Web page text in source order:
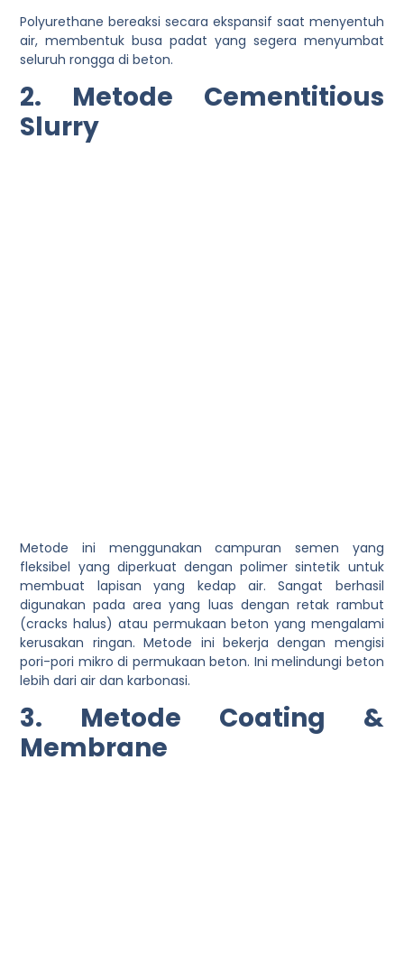
Polyurethane bereaksi secara ekspansif saat menyentuh
air, membentuk busa padat yang segera menyumbat
seluruh rongga di beton.
2. Metode Cementitious
Slurry
Metode ini menggunakan campuran semen yang
fleksibel yang diperkuat dengan polimer sintetik untuk
membuat lapisan yang kedap air. Sangat berhasil
digunakan pada area yang luas dengan retak rambut
(cracks halus) atau permukaan beton yang mengalami
kerusakan ringan.Metode ini bekerja dengan mengisi
pori-pori mikro di permukaan beton. Ini melindungi beton
lebih dari air dan karbonasi.
3. Metode Coating &
Membrane